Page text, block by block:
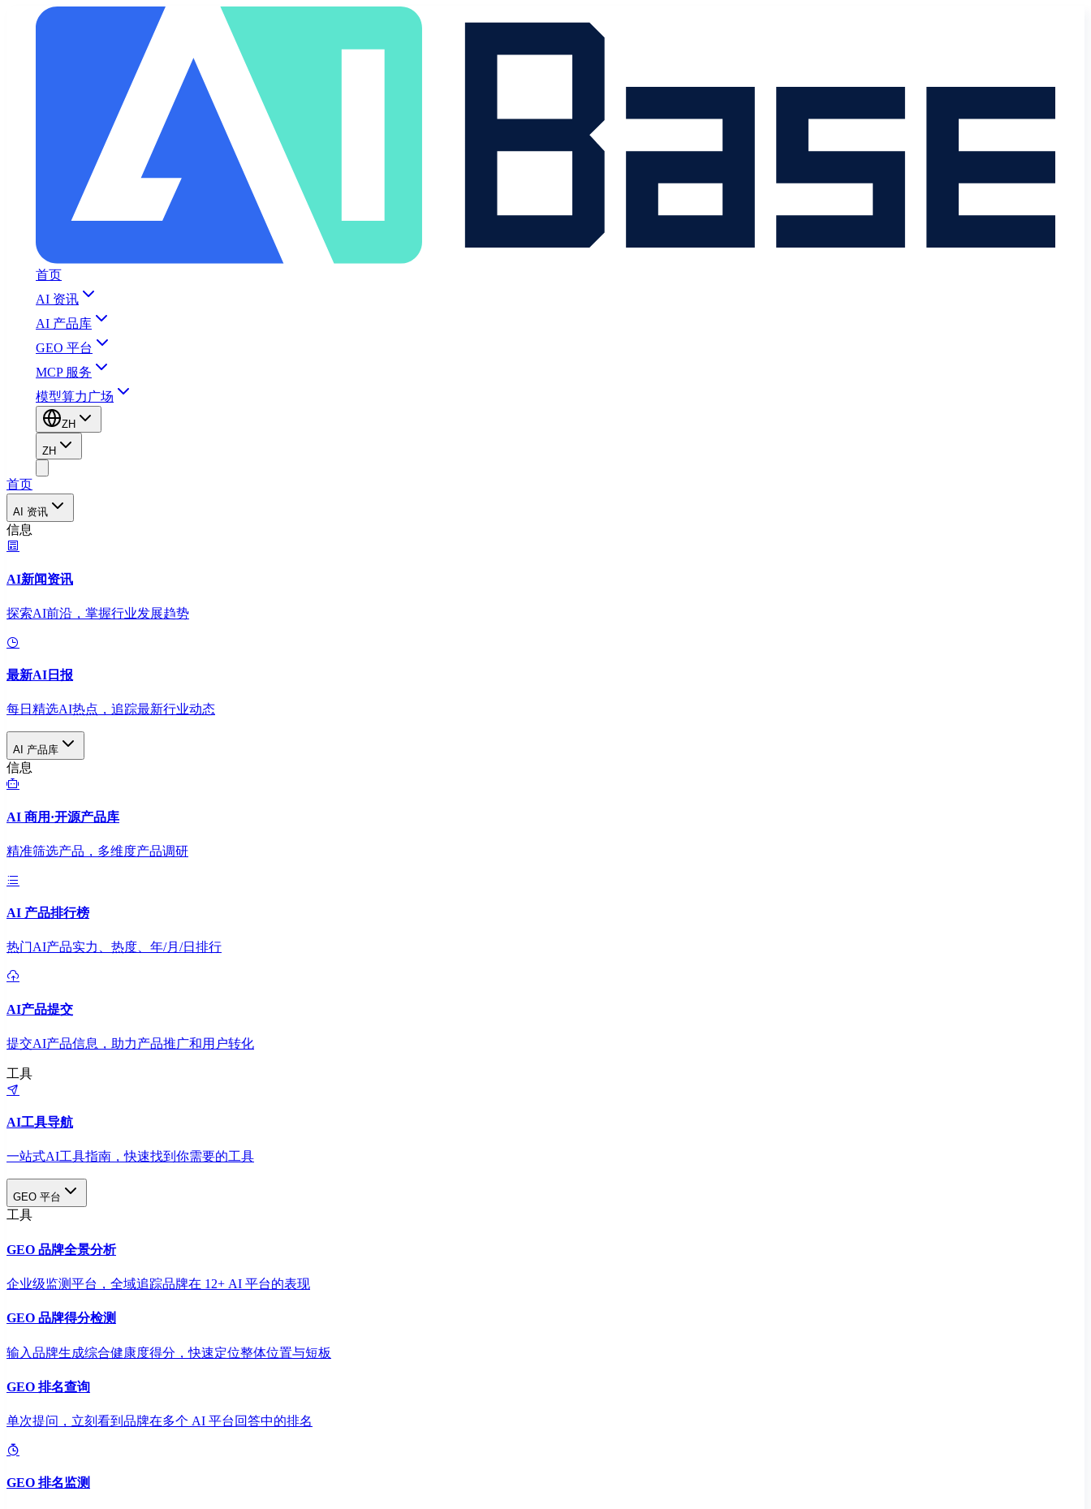
首页
AI 资讯
AI 产品库
GEO 平台
MCP 服务
模型算力广场
ZH
ZH
首页
AI 资讯
信息
AI新闻资讯
探索AI前沿，掌握行业发展趋势
最新AI日报
每日精选AI热点，追踪最新行业动态
AI 产品库
信息
AI 商用·开源产品库
精准筛选产品，多维度产品调研
AI 产品排行榜
热门AI产品实力、热度、年/月/日排行
AI产品提交
提交AI产品信息，助力产品推广和用户转化
工具
AI工具导航
一站式AI工具指南，快速找到你需要的工具
GEO 平台
工具
GEO 品牌全景分析
企业级监测平台，全域追踪品牌在 12+ AI 平台的表现
GEO 品牌得分检测
输入品牌生成综合健康度得分，快速定位整体位置与短板
GEO 排名查询
单次提问，立刻看到品牌在多个 AI 平台回答中的排名
GEO 排名监测